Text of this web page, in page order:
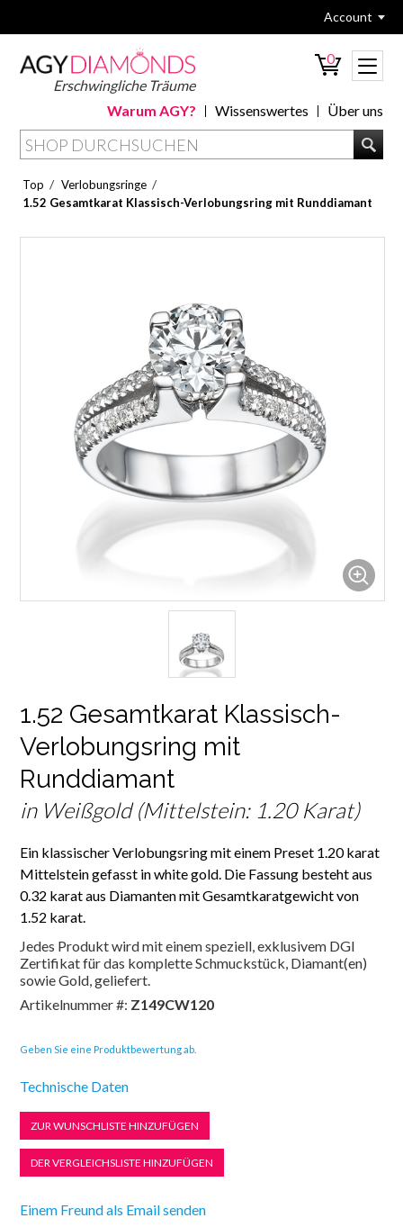
Account
Erschwingliche Träume
0
Über uns
Wissenswertes
Warum AGY?
Top / Verlobungsringe /
1.52 Gesamtkarat Klassisch-Verlobungsring mit Runddiamant
1.52 Gesamtkarat Klassisch-
Verlobungsring mit
Runddiamant
in Weißgold (Mittelstein: 1.20 Karat)
Ein klassischer Verlobungsring mit einem Preset 1.20 karat
Mittelstein gefasst in white gold. Die Fassung besteht aus
0.32 karat aus Diamanten mit Gesamtkaratgewicht von
1.52 karat.
Jedes Produkt wird mit einem speziell, exklusivem DGI
Zertifikat für das komplette Schmuckstück, Diamant(en)
sowie Gold, geliefert.
Artikelnummer #: Z149CW120
Geben Sie eine Produktbewertung ab.
Technische Daten